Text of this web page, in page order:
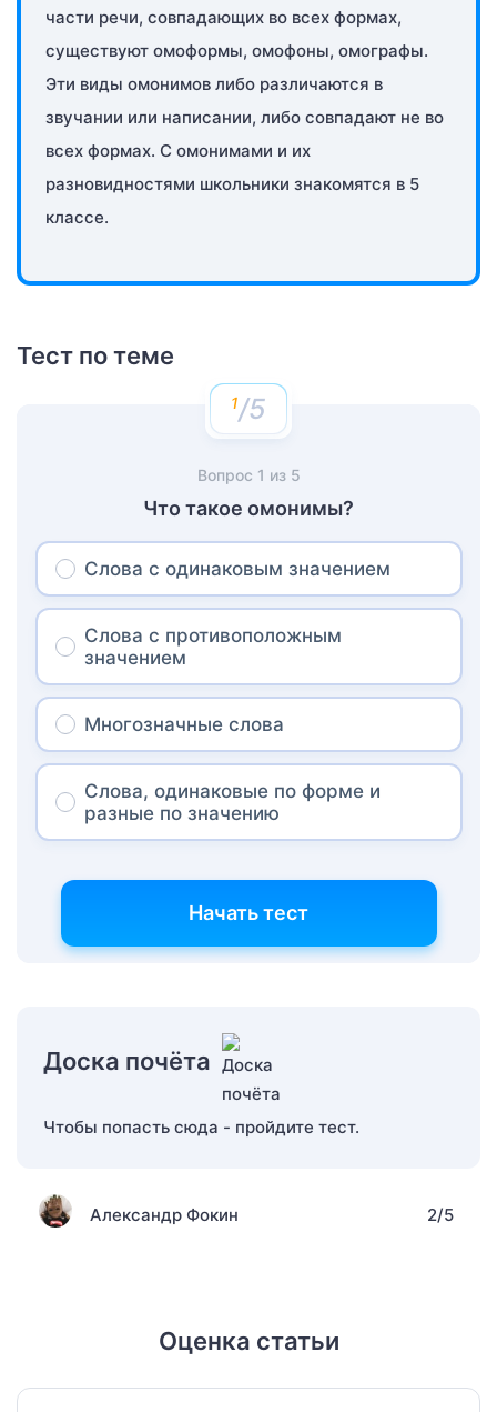
части речи, совпадающих во всех формах,
существуют омоформы, омофоны, омографы.
Эти виды омонимов либо различаются в
звучании или написании, либо совпадают не во
всех формах. С омонимами и их
разновидностями школьники знакомятся в 5
классе.
Тест по теме
/5
Вопрос 1 из 5
Что такое омонимы?
Слова с одинаковым значением
Слова с противоположным
значением
Многозначные слова
Слова, одинаковые по форме и
разные по значению
Начать тест
Доска почёта
Чтобы попасть сюда - пройдите тест.
Александр Фокин 2/5
Оценка статьи